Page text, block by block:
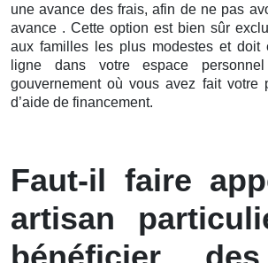
une avance des frais, afin de ne pas
avance . Cette option est bien sûr
aux familles les plus modestes et doit
ligne dans votre espace
gouvernement où vous avez fait votre
d’aide de financement.
Faut-il faire
artisan